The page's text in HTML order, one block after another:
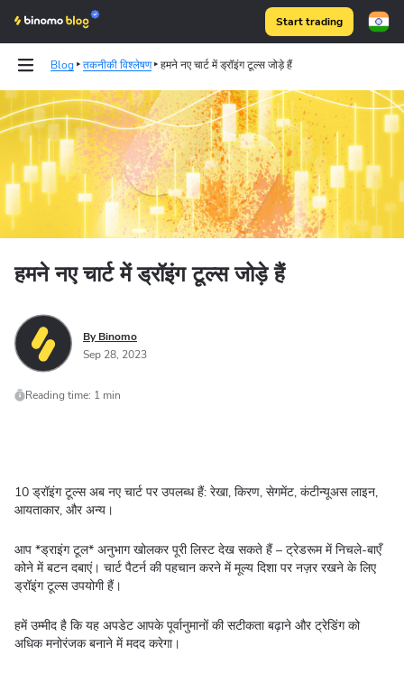
Start trading
Blog तकनीकी विश्लेषण हमने नए चार्ट में ड्रॉइंग टूल्स जोड़े हैं
Binomo on Telegram
हमने नए चार्ट में ड्रॉइंग टूल्स जोड़े हैं
By Binomo
Sep 28, 2023
Reading time: 1 min
10 ड्रॉइंग टूल्स अब नए चार्ट पर उपलब्ध हैं: रेखा, किरण, सेगमेंट, कंटीन्यूअस लाइन,
आयताकार, और अन्य।
आप *ड्राइंग टूल* अनुभाग खोलकर पूरी लिस्ट देख सकते हैं – ट्रेडरूम में निचले-बाएँ
कोने में बटन दबाएं। चार्ट पैटर्न की पहचान करने में मूल्य दिशा पर नज़र रखने के लिए
ड्रॉइंग टूल्स उपयोगी हैं।
हमें उम्मीद है कि यह अपडेट आपके पूर्वानुमानों की सटीकता बढ़ाने और ट्रेडिंग को
अधिक मनोरंजक बनाने में मदद करेगा।